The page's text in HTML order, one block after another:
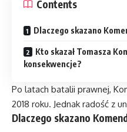
Contents
Dlaczego skazano
Kto skazał Tomasza
konsekwencje?
Po latach batalii prawnej,
2018 roku. Jednak radość z
Dlaczego skazano